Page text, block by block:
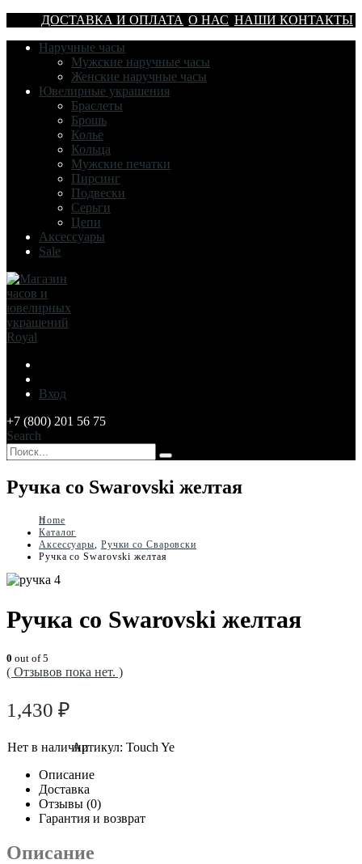
ДОСТАВКА И ОПЛАТА О НАС НАШИ КОНТАКТЫ
Наручные часы
Мужские наручные часы
Женские наручные часы
Ювелирные украшения
Браслеты
Брошь
Колье
Кольца
Мужские печатки
Пирсинг
Подвески
Серьги
Цепи
Аксессуары
Sale
Вход
+7 (800) 201 56 75
Search
Ручка со Swarovski желтая
Home
Каталог
Аксессуары, Ручки со Сваровски
Ручка со Swarovski желтая
Ручка со Swarovski желтая
0 out of 5
( Отзывов пока нет. )
1,430 ₽
Артикул: Touch Ye
Описание
Доставка
Отзывы (0)
Гарантия и возврат
Описание